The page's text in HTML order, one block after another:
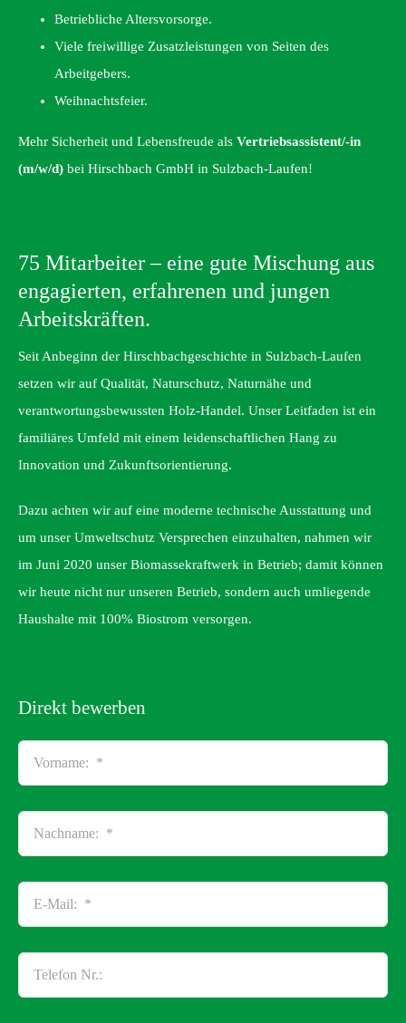
Betriebliche Altersvorsorge.
Viele freiwillige Zusatzleistungen von Seiten des
Arbeitgebers.
Weihnachtsfeier.
Mehr Sicherheit und Lebensfreude als Vertriebsassistent/-in
(m/w/d)bei Hirschbach GmbH in Sulzbach-Laufen!
75 Mitarbeiter – eine gute Mischung aus
engagierten, erfahrenen und jungen
Arbeitskräften.
Seit Anbeginn der Hirschbachgeschichte in Sulzbach-Laufen
setzen wir auf Qualität, Naturschutz, Naturnähe und
verantwortungsbewussten Holz-Handel. Unser Leitfaden ist ein
familiäres Umfeld mit einem leidenschaftlichen Hang zu
Innovation und Zukunftsorientierung.
Dazu achten wir auf eine moderne technische Ausstattung und
um unser Umweltschutz Versprechen einzuhalten, nahmen wir
im Juni 2020 unser Biomassekraftwerk in Betrieb; damit können
wir heute nicht nur unseren Betrieb, sondern auch umliegende
Haushalte mit 100% Biostrom versorgen.
Direkt bewerben